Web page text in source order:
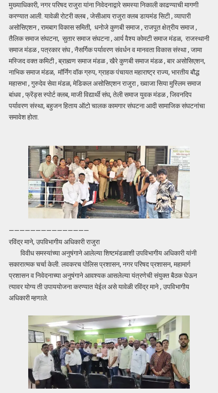
मुख्याधिकारी, नगर परिषद राजुरा यांना निवेदनाद्वारे समस्या निकाली काढण्याची मागणी
करण्यात आली. यावेळी रोटरी क्लब , जेसीआय राजुरा क्लब डायमंड सिटी , व्यापारी
असोसिएशन , रामबाग विकास समिती, धनोजे कुणबी समाज , राजपूत क्षेत्रीय समाज ,
तैलिक समाज संघटना, सुतार समाज संघटना , आर्य वैश्य कोमटी समाज मंडळ, राजस्थानी
समाज मंडळ , पत्रकार संघ , नैसर्गिक पर्यावरण संवर्धन व मानवता विकास संस्था , जामा
मस्जिद वक्त कमिटी , ब्राह्मण समाज मंडळ , खैरे कुणबी समाज मंडळ , बार असोसिएशन,
नाभिक समाज मंडळ, मॉर्निंग वॉक ग्रुप, ग्राहक पंचायत महाराष्ट्र राज्य, भारतीय बौद्ध
महासभा , गुरुदेव सेवा मंडळ, मेडिकल असोसिएशन राजुरा , ख्वाजा सिया मुस्लिम समाज
बांधव , फ्रेंड्स स्पोर्ट क्लब, माजी विद्यार्थी संघ, तेली समाज युवक मंडळ , जिवनदिप
पर्यावरण संस्था, बहुजन हिताय ऑटो चालक कामगार संघटना आदी सामाजिक संघटनांचा
समावेश होता.
———————————————
रविंद्र माने, उपविभागीय अधिकारी राजुरा
विवीध समस्यांच्या अनुषंगाने आलेल्या शिष्टमंडळाशी उपविभागीय अधिकारी यांनी
सकारात्मक चर्चा केली. लवकरच पोलिस प्रशासन, नगर परिषद प्रशासन, महामार्ग
प्रशासन व निवेदनाच्या अनुषंगाने आवश्यक आसलेल्या यंत्रणेची संयुक्त बैठक घेऊन
त्यावर योग्य ती उपाययोजना करण्यात येईल असे यावेळी रविंद्र माने , उपविभागीय
अधिकारी म्हणाले.